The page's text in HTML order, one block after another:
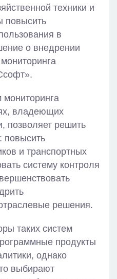
техники и
повысить
в
о внедрении
мониторинга
владеющих
позволяет решить
повысить
и транспортных
систему контроля
решения.
таких систем
продукты
однако
выбирают